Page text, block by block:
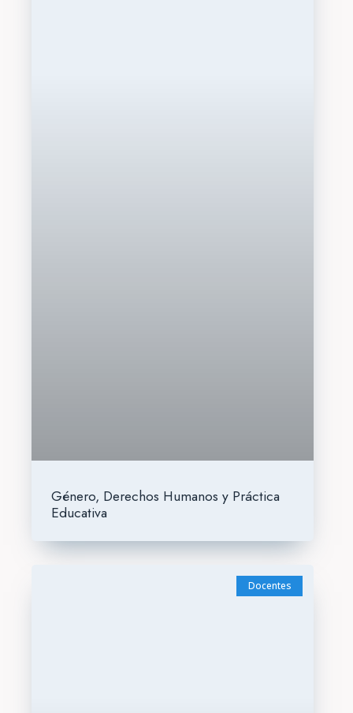
Género, Derechos Humanos y Práctica
Educativa
Docentes